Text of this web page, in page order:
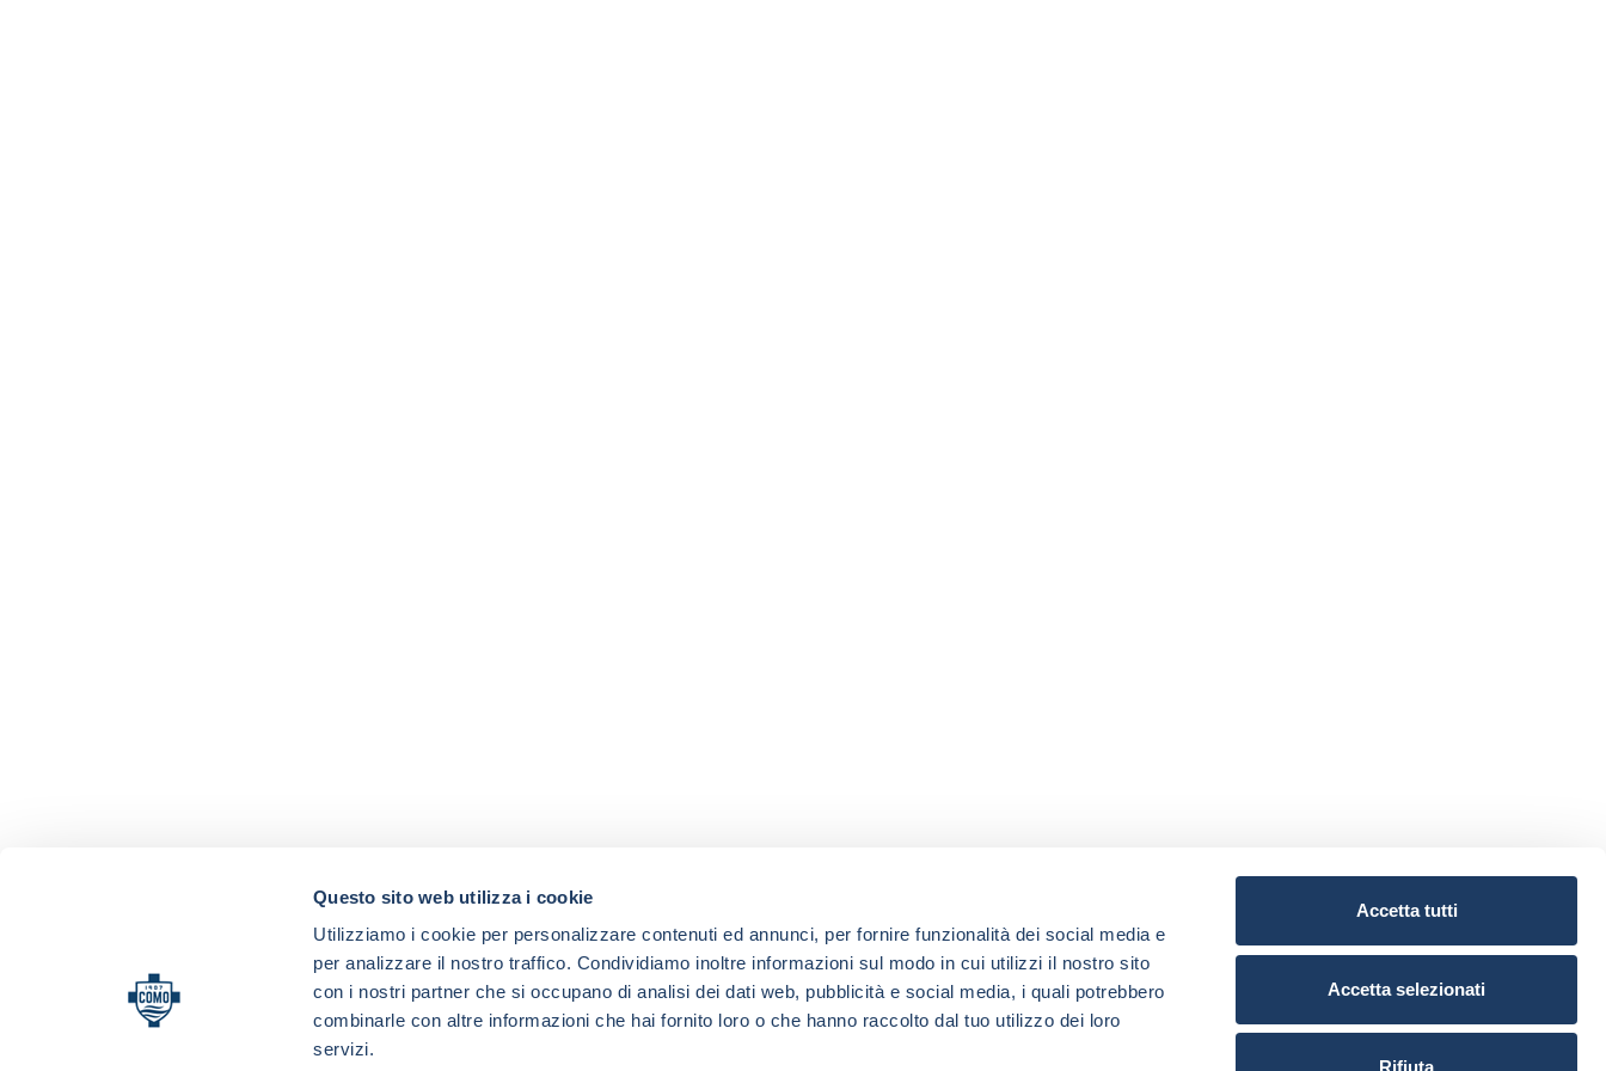
Questo sito web utilizza i cookie
Utilizziamo i cookie per personalizzare contenuti ed annunci, per fornire funzionalità dei social media e
per analizzare il nostro traffico. Condividiamo inoltre informazioni sul modo in cui utilizzi il nostro sito
con i nostri partner che si occupano di analisi dei dati web, pubblicità e social media, i quali potrebbero
combinarle con altre informazioni che hai fornito loro o che hanno raccolto dal tuo utilizzo dei loro
servizi.
Accetta tutti
Accetta selezionati
Rifiuta